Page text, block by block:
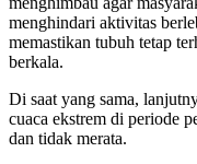
menghindari aktivitas
memastikan tubuh tetap
berkala.
Di saat yang sama,
cuaca ekstrem di periode
dan tidak merata.